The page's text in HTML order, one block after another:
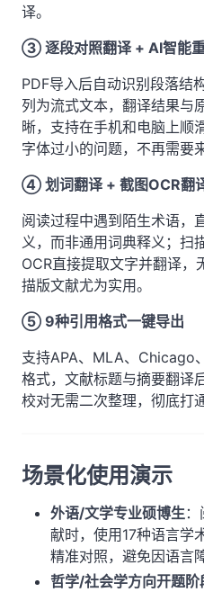
译。
③ 逐段对照翻译 + AI智能
PDF导入后自动识别段落结
列为流式文本，翻译结果与
晰，支持在手机和电脑上顺
字体过小的问题，不再需要
④ 划词翻译 + 截图OCR翻
阅读过程中遇到陌生术语，
义，而非通用词典释义；扫
OCR直接提取文字并翻译，
描版文献尤为实用。
⑤ 9种引用格式一键导出
支持APA、MLA、Chicago
格式，文献标题与摘要翻译
校对无需二次整理，彻底打
场景化使用演示
外语/文学专业硕博生
献时，使用17种语言学
精准对照，避免因语言
哲学/社会学方向开题阶